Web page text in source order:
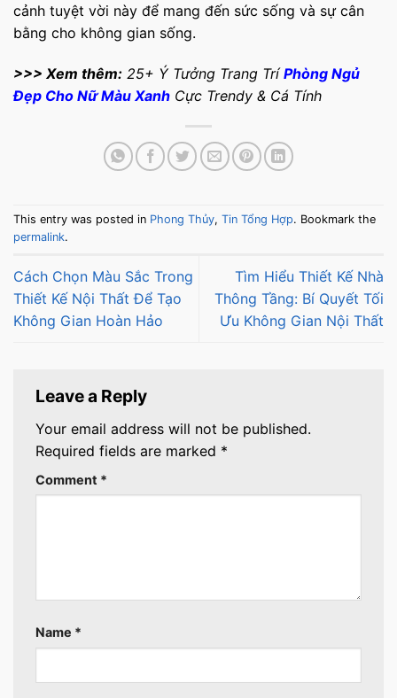
cảnh tuyệt vời này để mang đến sức sống và sự cân
bằng cho không gian sống.
>>> Xem thêm: 25+ Ý Tưởng Trang TríPhòng Ngủ
Đẹp Cho Nữ Màu Xanh Cực Trendy & Cá Tính
This entry was posted in Phong Thủy, Tin Tổng Hợp. Bookmark the
permalink.
Cách Chọn Màu Sắc Trong
Thiết Kế Nội Thất Để Tạo
Không Gian Hoàn Hảo
Tìm Hiểu Thiết Kế Nhà
Thông Tầng: Bí Quyết Tối
Ưu Không Gian Nội Thất
Leave a Reply
Your email address will not be published.
Required fields are marked *
Comment *
Name *